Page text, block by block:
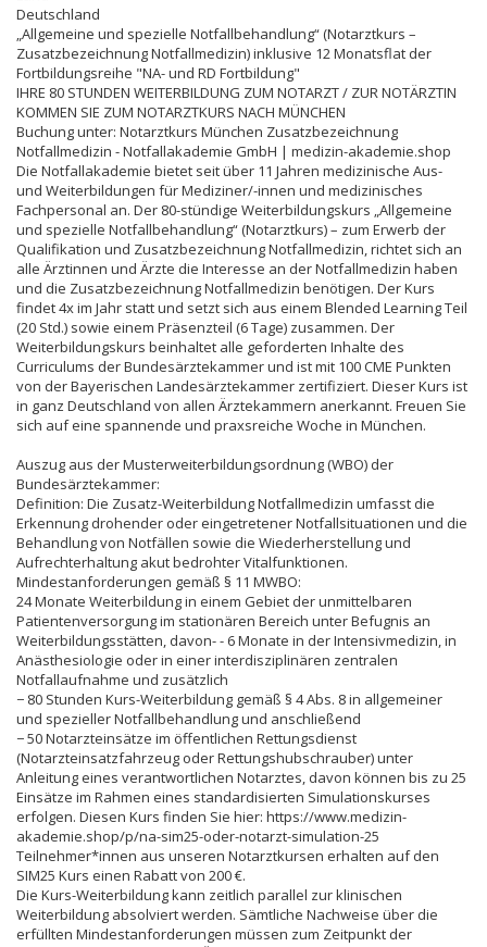
Deutschland
„Allgemeine und spezielle Notfallbehandlung“ (Notarztkurs –
Zusatzbezeichnung Notfallmedizin) inklusive 12 Monatsflat der
Fortbildungsreihe "NA- und RD Fortbildung"
IHRE 80 STUNDEN WEITERBILDUNG ZUM NOTARZT / ZUR NOTÄRZTIN
KOMMEN SIE ZUM NOTARZTKURS NACH MÜNCHEN
Buchung unter: Notarztkurs München Zusatzbezeichnung
Notfallmedizin - Notfallakademie GmbH | medizin-akademie.shop
Die Notfallakademie bietet seit über 11 Jahren medizinische Aus-
und Weiterbildungen für Mediziner/-innen und medizinisches
Fachpersonal an. Der 80-stündige Weiterbildungskurs „Allgemeine
und spezielle Notfallbehandlung“ (Notarztkurs) – zum Erwerb der
Qualifikation und Zusatzbezeichnung Notfallmedizin, richtet sich an
alle Ärztinnen und Ärzte die Interesse an der Notfallmedizin haben
und die Zusatzbezeichnung Notfallmedizin benötigen. Der Kurs
findet 4x im Jahr statt und setzt sich aus einem Blended Learning Teil
(20 Std.) sowie einem Präsenzteil (6 Tage) zusammen. Der
Weiterbildungskurs beinhaltet alle geforderten Inhalte des
Curriculums der Bundesärztekammer und ist mit 100 CME Punkten
von der Bayerischen Landesärztekammer zertifiziert. Dieser Kurs ist
in ganz Deutschland von allen Ärztekammern anerkannt. Freuen Sie
sich auf eine spannende und praxsreiche Woche in München.
Auszug aus der Musterweiterbildungsordnung (WBO) der
Bundesärztekammer:
Definition: Die Zusatz-Weiterbildung Notfallmedizin umfasst die
Erkennung drohender oder eingetretener Notfallsituationen und die
Behandlung von Notfällen sowie die Wiederherstellung und
Aufrechterhaltung akut bedrohter Vitalfunktionen.
Mindestanforderungen gemäß § 11 MWBO:
24 Monate Weiterbildung in einem Gebiet der unmittelbaren
Patientenversorgung im stationären Bereich unter Befugnis an
Weiterbildungsstätten, davon- - 6 Monate in der Intensivmedizin, in
Anästhesiologie oder in einer interdisziplinären zentralen
Notfallaufnahme und zusätzlich
− 80 Stunden Kurs-Weiterbildung gemäß § 4 Abs. 8 in allgemeiner
und spezieller Notfallbehandlung und anschließend
− 50 Notarzteinsätze im öffentlichen Rettungsdienst
(Notarzteinsatzfahrzeug oder Rettungshubschrauber) unter
Anleitung eines verantwortlichen Notarztes, davon können bis zu 25
Einsätze im Rahmen eines standardisierten Simulationskurses
erfolgen. Diesen Kurs finden Sie hier: https://www.medizin-
akademie.shop/p/na-sim25-oder-notarzt-simulation-25
Teilnehmer*innen aus unseren Notarztkursen erhalten auf den
SIM25 Kurs einen Rabatt von 200 €.
Die Kurs-Weiterbildung kann zeitlich parallel zur klinischen
Weiterbildung absolviert werden. Sämtliche Nachweise über die
erfüllten Mindestanforderungen müssen zum Zeitpunkt der